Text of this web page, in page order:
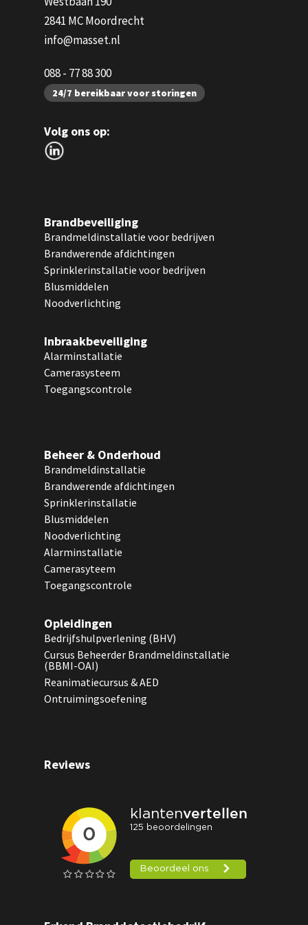
2841 MC Moordrecht
info@masset.nl
088 - 77 88 300
24/7 bereikbaar voor storingen
Volg ons op:
Brandbeveiliging
Brandmeldinstallatie voor bedrijven
Brandwerende afdichtingen
Sprinklerinstallatie voor bedrijven
Blusmiddelen
Noodverlichting
Inbraakbeveiliging
Alarminstallatie
Camerasysteem
Toegangscontrole
Beheer & Onderhoud
Brandmeldinstallatie
Brandwerende afdichtingen
Sprinklerinstallatie
Blusmiddelen
Noodverlichting
Alarminstallatie
Camerasyteem
Toegangscontrole
Opleidingen
Bedrijfshulpverlening (BHV)
Cursus Beheerder Brandmeldinstallatie
(BBMI-OAI)
Reanimatiecursus & AED
Ontruimingsoefening
Reviews